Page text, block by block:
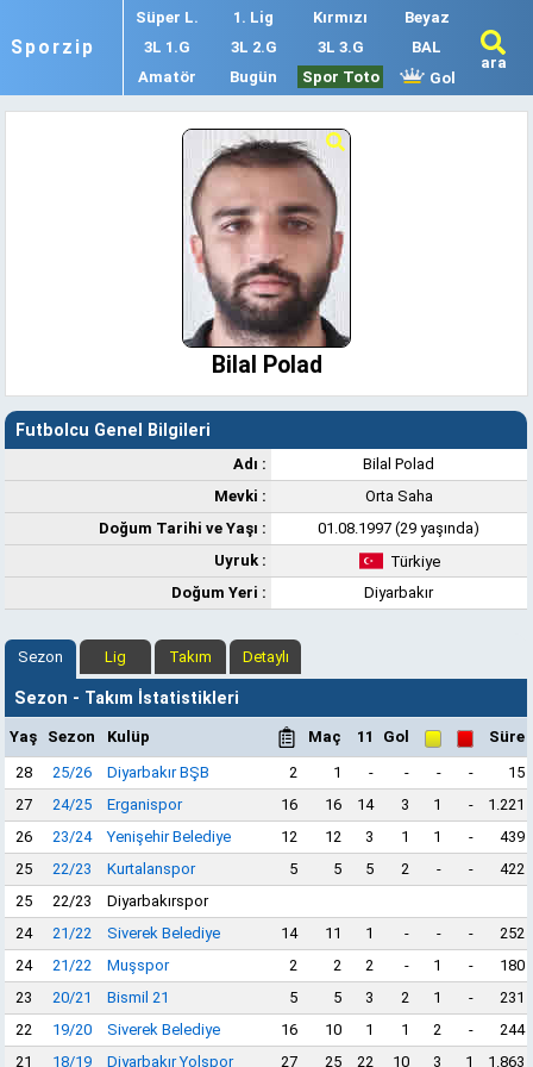
Sporzip
Süper L. 1. Lig Kırmızı
Beyaz
3L 1.G
3L 2.G 3L 3.G
BAL
Amatör
Bugün Spor Toto Gol
ara
Bilal Polad
Futbolcu Genel Bilgileri
Adı :
Bilal Polad
Mevki :
Orta Saha
Doğum Tarihi ve Yaşı :
01.08.1997 (29 yaşında)
Uyruk :
Türkiye
Doğum Yeri :
Diyarbakır
Sezon Lig Takım Detaylı
Sezon - Takım İstatistikleri
Yaş Sezon Kulüp Maç 11 Gol
Süre
28
25/26 Diyarbakır BŞB 2 1 - - - -
15
27
24/25 Erganispor 16 16 14 3 1 -
1.221
26
23/24 Yenişehir Belediye 12 12 3 1 1 -
439
25
22/23 Kurtalanspor 5 5 5 2 - -
422
25
22/23
Diyarbakırspor
24
21/22 Siverek Belediye 14 11 1 - - -
252
24
21/22 Muşspor 2 2 2 - 1 -
180
23
20/21 Bismil 21 5 5 3 2 1 -
231
22
19/20 Siverek Belediye 16 10 1 1 2 -
244
21
18/19 Diyarbakır Yolspor 27 25 22 10 3 1 1.863